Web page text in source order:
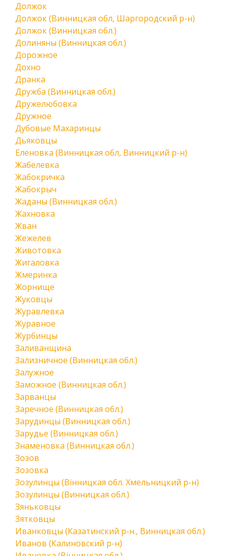
Должок
Должок (Винницкая обл, Шаргородский р-н)
Должок (Винницкая обл.)
Долиняны (Винницкая обл.)
Дорожное
Дохно
Дранка
Дружба (Винницкая обл.)
Дружелюбовка
Дружное
Дубовые Махаринцы
Дьяковцы
Еленовка (Винницкая обл, Винницкий р-н)
Жабелевка
Жабокричка
Жабокрыч
Жаданы (Винницкая обл.)
Жахновка
Жван
Жежелев
Животовка
Жигаловка
Жмеринка
Жорнище
Жуковцы
Журавлевка
Журавное
Журбинцы
Заливанщина
Зализничное (Винницкая обл.)
Залужное
Заможное (Винницкая обл.)
Зарванцы
Заречное (Винницкая обл.)
Зарудинцы (Винницкая обл.)
Зарудье (Винницкая обл.)
Знаменовка (Винницкая обл.)
Зозов
Зозовка
Зозулинцы (Вінницкая обл. Хмельницкий р-н)
Зозулинцы (Винницкая обл.)
Зяньковцы
Зятковцы
Иванковцы (Казатинский р-н., Винницкая обл.)
Иванов (Калиновский р-н)